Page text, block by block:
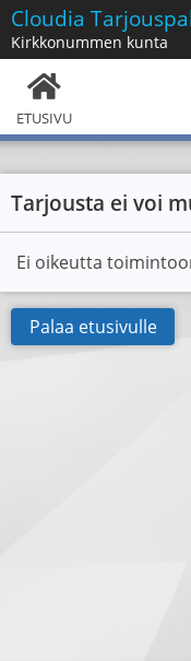
Cloudia
Kirkkonummen kunta
ETUSIVU
Tarjousta ei voi
Ei oikeutta
Palaa etusivulle